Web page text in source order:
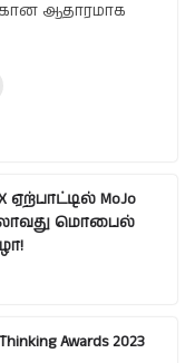
ஆதாரமாக
ஏற்பாட்டில் MoJo
மொபைல்
Awards 2023